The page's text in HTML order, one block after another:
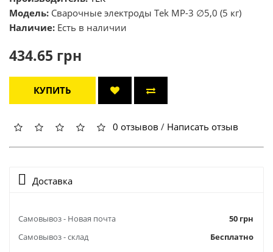
Модель: Cварочные электроды Теk MP-3 ∅5,0 (5 кг)
Наличие: Есть в наличии
434.65 грн
КУПИТЬ
0 отзывов / Написать отзыв
Доставка
Самовывоз - Новая почта
50 грн
Самовывоз - склад
Бесплатно